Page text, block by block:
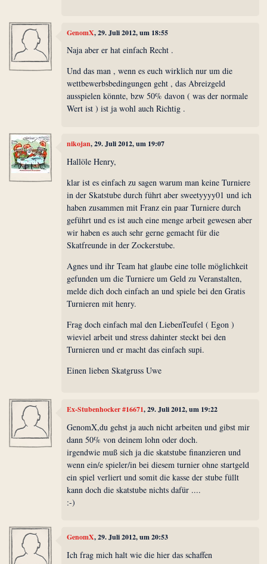
GenomX, 29. Juli 2012, um 18:55
Naja aber er hat einfach Recht .
Und das man , wenn es euch wirklich nur um die
wettbewerbsbedingungen geht , das Abreizgeld
ausspielen könnte, bzw 50% davon ( was der normale
Wert ist ) ist ja wohl auch Richtig .
nikojan, 29. Juli 2012, um 19:07
Hallöle Henry,
klar ist es einfach zu sagen warum man keine Turniere
in der Skatstube durch führt aber sweetyyyy01 und ich
haben zusammen mit Franz ein paar Turniere durch
geführt und es ist auch eine menge arbeit gewesen aber
wir haben es auch sehr gerne gemacht für die
Skatfreunde in der Zockerstube.
Agnes und ihr Team hat glaube eine tolle möglichkeit
gefunden um die Turniere um Geld zu Veranstalten,
melde dich doch einfach an und spiele bei den Gratis
Turnieren mit henry.
Frag doch einfach mal den LiebenTeufel ( Egon )
wieviel arbeit und stress dahinter steckt bei den
Turnieren und er macht das einfach supi.
Einen lieben Skatgruss Uwe
Ex-Stubenhocker #16671, 29. Juli 2012, um 19:22
GenomX,du gehst ja auch nicht arbeiten und gibst mir
dann 50% von deinem lohn oder doch.
irgendwie muß sich ja die skatstube finanzieren und
wenn ein/e spieler/in bei diesem turnier ohne startgeld
ein spiel verliert und somit die kasse der stube füllt
kann doch die skatstube nichts dafür ....
:-)
GenomX, 29. Juli 2012, um 20:53
Ich frag mich halt wie die hier das schaffen